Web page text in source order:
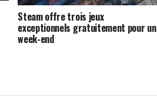
Steam offre trois jeux
exceptionnels gratuitement pour un
week-end